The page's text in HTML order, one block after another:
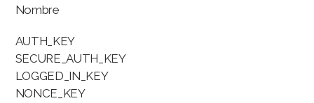
Nombre
AUTH_KEY
SECURE_AUTH_KEY
LOGGED_IN_KEY
NONCE_KEY